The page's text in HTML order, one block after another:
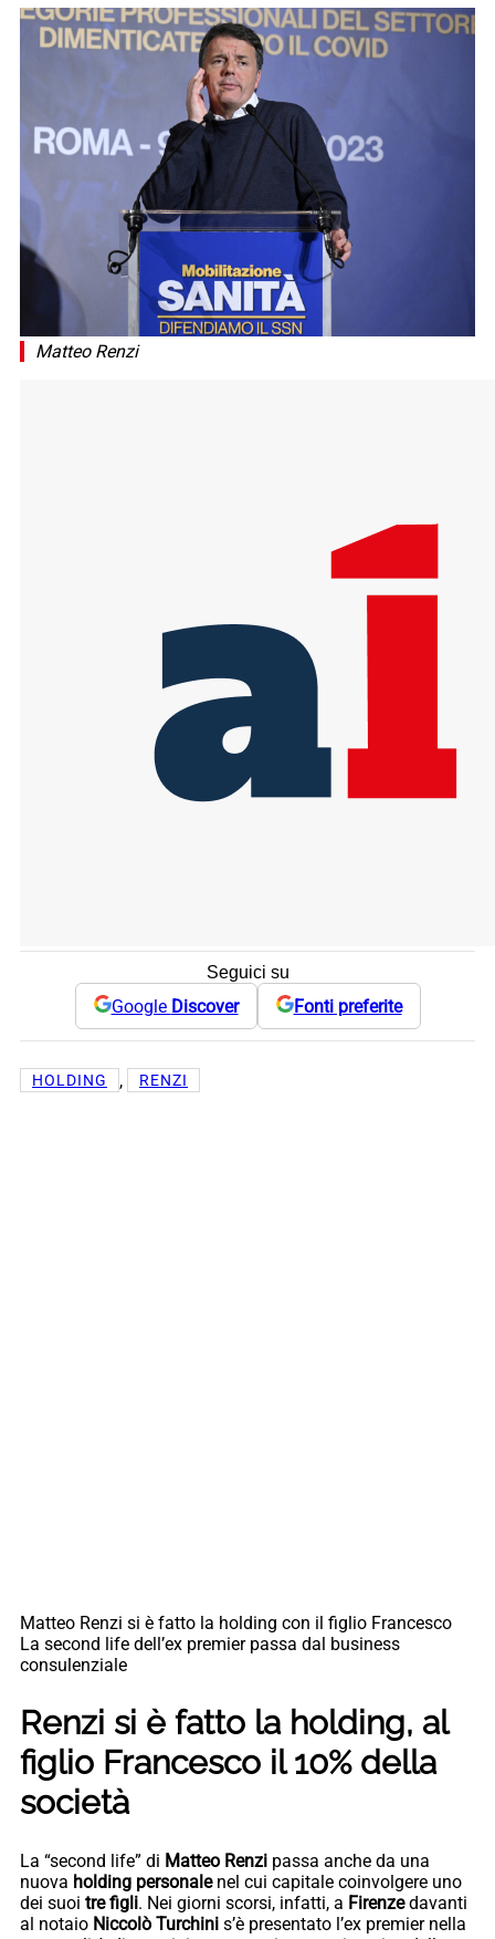
Matteo Renzi
Seguici su
Google Discover Fonti preferite
HOLDING , RENZI
Matteo Renzi si è fatto la holding con il figlio Francesco
La second life dell’ex premier passa dal business
consulenziale
Renzi si è fatto la holding, al
figlio Francesco il 10% della
società
La “second life” di Matteo Renzi passa anche da una
nuova holding personalenel cui capitale coinvolgere uno
dei suoi tre figli. Nei giorni scorsi, infatti, a Firenzedavanti
al notaio Niccolò Turchini s’è presentato l’ex premier nella